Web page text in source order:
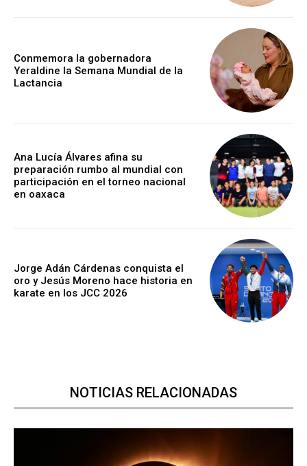
Conmemora la gobernadora
Yeraldine la Semana Mundial de la
Lactancia
Ana Lucía Álvares afina su
preparación rumbo al mundial con
participación en el torneo nacional
en oaxaca
Jorge Adán Cárdenas conquista el
oro y Jesús Moreno hace historia en
karate en los JCC 2026
NOTICIAS RELACIONADAS